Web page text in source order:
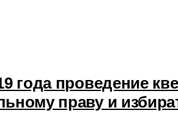
года проведение
праву и